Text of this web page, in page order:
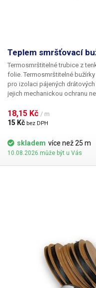
Teplem smršťovací
Termosmrštitelné trubice z
folie. Termosmrštitelné
pro izolaci pájených
jejich mechanickou ochranu
elektrikářská izolační páska je
fólie.
18,15 Kč / m
15 Kč bez DPH
skladem více než 25 m
10.08.2026 může být u Vás